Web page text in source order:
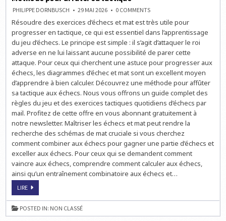
PHILIPPE DORNBUSCH 29 MAI 2026 0 COMMENTSON
POUR
SA
TACTIQUE
Résoudre des exercices d’échecs et mat est très utile pour
progresser en tactique, ce qui est essentiel dans l’apprentissage
du jeu d’échecs. Le principe est simple : il s’agit d’attaquer le roi
adverse en ne lui laissant aucune possibilité de parer cette
attaque. Pour ceux qui cherchent une astuce pour progresser aux
échecs, les diagrammes d’échec et mat sont un excellent moyen
d’apprendre à bien calculer. Découvrez une méthode pour affûter
sa tactique aux échecs. Nous vous offrons un guide complet des
règles du jeu et des exercices tactiques quotidiens d’échecs par
mail. Profitez de cette offre en vous abonnant gratuitement à
notre newsletter. Maîtriser les échecs et mat peut rendre la
recherche des schémas de mat cruciale si vous cherchez
comment combiner aux échecs pour gagner une partie d’échecs et
exceller aux échecs. Pour ceux qui se demandent comment
vaincre aux échecs, comprendre comment calculer aux échecs,
ainsi qu’un entraînement combinatoire aux échecs et…
LIREMÉTHODE
AFFÛTER
SA
TACTIQUE
POSTED IN: NON CLASSÉ